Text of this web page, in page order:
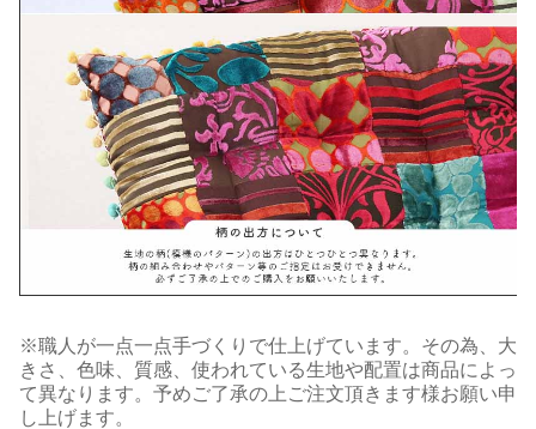
※職人が一点一点手づくりで仕上げています。その為、大
きさ、色味、質感、使われている生地や配置は商品によっ
て異なります。予めご了承の上ご注文頂きます様お願い申
し上げます。